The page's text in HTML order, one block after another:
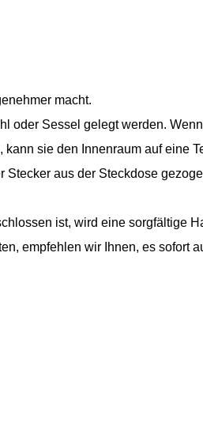
macht.
oder Sessel gelegt werden.
sie den Innenraum auf eine
aus der Steckdose
ist, wird eine sorgfältige
empfehlen wir Ihnen, es sofort